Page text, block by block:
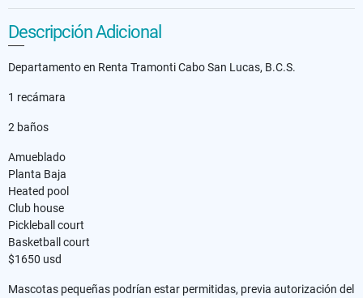
Descripción Adicional
Departamento en Renta Tramonti Cabo San Lucas, B.C.S.
1 recámara
2 baños
Amueblado
Planta Baja
Heated pool
Club house
Pickleball court
Basketball court
$1650 usd
Mascotas pequeñas podrían estar permitidas, previa autorización del